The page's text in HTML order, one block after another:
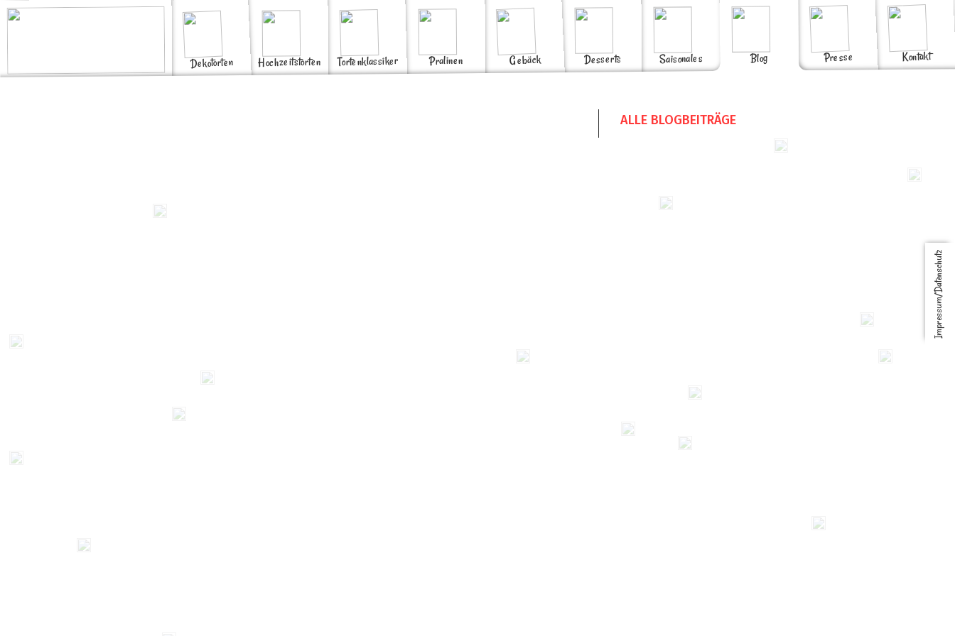
Dekotorten Hochzeitstorten Tortenklassiker Pralinen Gebäck Desserts Saisonales Blog Presse Kontakt
ALLE BLOGBEITRÄGE
Impressum/Datenschutz